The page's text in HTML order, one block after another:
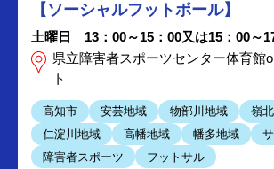
【ソーシャルフットボール】
土曜日 13：00～15：00又は15：00～
県立障害者スポーツセンター体育館
ト
高知市 安芸地域 物部川地域
嶺
仁淀川地域
高幡地域 幡多地域
障害者スポーツ
フットサル